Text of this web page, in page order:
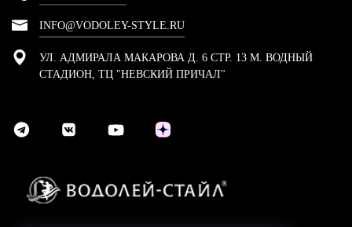
INFO@VODOLEY-STYLE.RU
УЛ. АДМИРАЛА МАКАРОВА Д. 6 СТР. 13 М. ВОДНЫЙ
СТАДИОН, ТЦ "НЕВСКИЙ ПРИЧАЛ"